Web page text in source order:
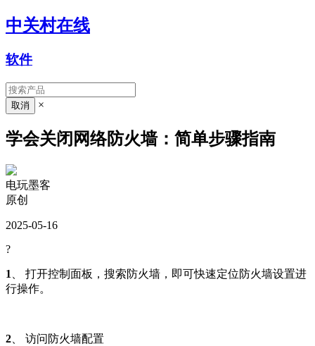
中关村在线
软件
×
学会关闭网络防火墙：简单步骤指南
电玩墨客
原创
2025-05-16
?
1
、 打开控制面板，搜索防火墙，即可快速定位防火墙设置进
行操作。
2 、 访问防火墙配置